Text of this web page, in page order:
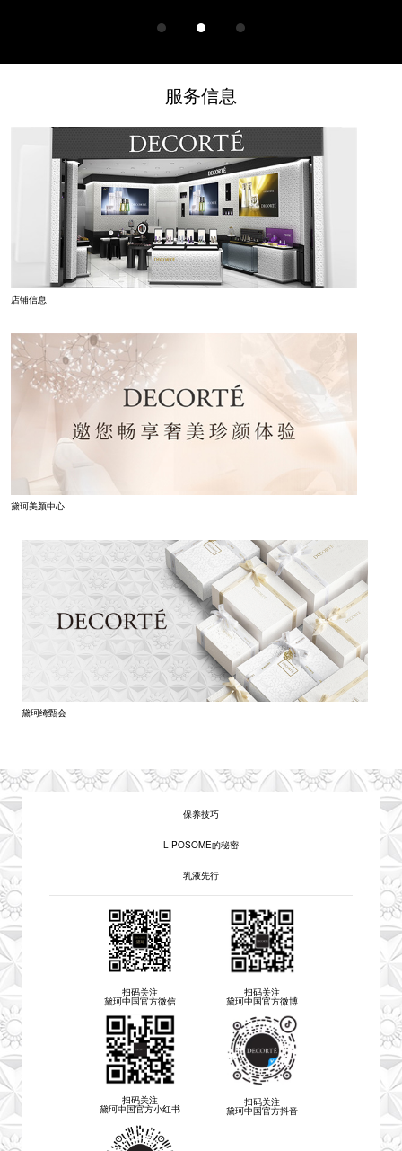
黛珂AQ舒活耀白乳液
服务信息
店铺信息
黛珂美颜中心
黛珂绮甄会
保养技巧
LIPOSOME的秘密
乳液先行
扫码关注
黛珂中国官方微信
扫码关注
黛珂中国官方微博
扫码关注
黛珂中国官方小红书
扫码关注
黛珂中国官方抖音